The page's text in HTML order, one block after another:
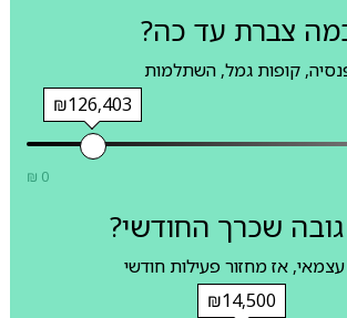
צברת עד כה?
קופות גמל, השתלמות
₪126,403
₪ 0
שכרך החודשי?
אז מחזור פעילות חודשי
₪14,500